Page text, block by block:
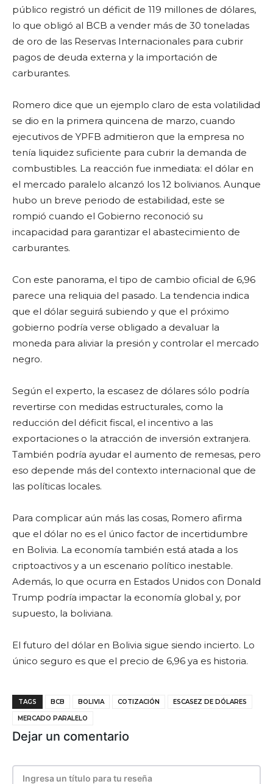
público registró un déficit de 119 millones de dólares,
lo que obligó al BCB a vender más de 30 toneladas
de oro de las Reservas Internacionales para cubrir
pagos de deuda externa y la importación de
carburantes.
Romero dice que un ejemplo claro de esta volatilidad
se dio en la primera quincena de marzo, cuando
ejecutivos de YPFB admitieron que la empresa no
tenía liquidez suficiente para cubrir la demanda de
combustibles. La reacción fue inmediata: el dólar en
el mercado paralelo alcanzó los 12 bolivianos. Aunque
hubo un breve periodo de estabilidad, este se
rompió cuando el Gobierno reconoció su
incapacidad para garantizar el abastecimiento de
carburantes.
Con este panorama, el tipo de cambio oficial de 6,96
parece una reliquia del pasado. La tendencia indica
que el dólar seguirá subiendo y que el próximo
gobierno podría verse obligado a devaluar la
moneda para aliviar la presión y controlar el mercado
negro.
Según el experto, la escasez de dólares sólo podría
revertirse con medidas estructurales, como la
reducción del déficit fiscal, el incentivo a las
exportaciones o la atracción de inversión extranjera.
También podría ayudar el aumento de remesas, pero
eso depende más del contexto internacional que de
las políticas locales.
Para complicar aún más las cosas, Romero afirma
que el dólar no es el único factor de incertidumbre
en Bolivia. La economía también está atada a los
criptoactivos y a un escenario político inestable.
Además, lo que ocurra en Estados Unidos con Donald
Trump podría impactar la economía global y, por
supuesto, la boliviana.
El futuro del dólar en Bolivia sigue siendo incierto. Lo
único seguro es que el precio de 6,96 ya es historia.
TAGS BCB BOLIVIA COTIZACIÓN ESCASEZ DE DÓLARES
MERCADO PARALELO
Dejar un comentario